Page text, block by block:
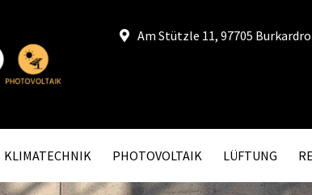
Am Stützle 11, 97705
KLIMATECHNIK PHOTOVOLTAIK LÜFTUNG